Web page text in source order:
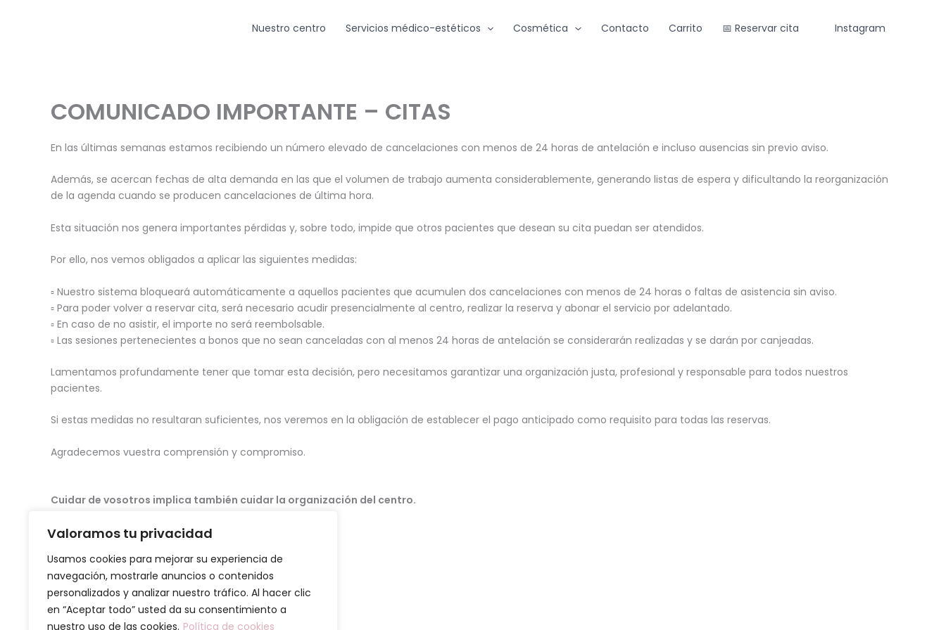
Valoramos tu privacidad
Usamos cookies para mejorar su experiencia de
navegación, mostrarle anuncios o contenidos
personalizados y analizar nuestro tráfico. Al hacer clic
en “Aceptar todo” usted da su consentimiento a
nuestro uso de las cookies. Política de cookies
Nuestro centro Servicios médico-estéticos Cosmética Contacto Carrito 📅 Reservar cita Instagram
COMUNICADO IMPORTANTE – CITAS
En las últimas semanas estamos recibiendo un número elevado de cancelaciones con menos de 24 horas de antelación e incluso ausencias sin previo aviso.
Además, se acercan fechas de alta demanda en las que el volumen de trabajo aumenta considerablemente, generando listas de espera y dificultando la reorganización
de la agenda cuando se producen cancelaciones de última hora.
Esta situación nos genera importantes pérdidas y, sobre todo, impide que otros pacientes que desean su cita puedan ser atendidos.
Por ello, nos vemos obligados a aplicar las siguientes medidas:
▫️ Nuestro sistema bloqueará automáticamente a aquellos pacientes que acumulen dos cancelaciones con menos de 24 horas o faltas de asistencia sin aviso.
▫️ Para poder volver a reservar cita, será necesario acudir presencialmente al centro, realizar la reserva y abonar el servicio por adelantado.
▫️ En caso de no asistir, el importe no será reembolsable.
▫️ Las sesiones pertenecientes a bonos que no sean canceladas con al menos 24 horas de antelación se considerarán realizadas y se darán por canjeadas.
Lamentamos profundamente tener que tomar esta decisión, pero necesitamos garantizar una organización justa, profesional y responsable para todos nuestros
pacientes.
Si estas medidas no resultaran suficientes, nos veremos en la obligación de establecer el pago anticipado como requisito para todas las reservas.
Agradecemos vuestra comprensión y compromiso.
Cuidar de vosotros implica también cuidar la organización del centro.